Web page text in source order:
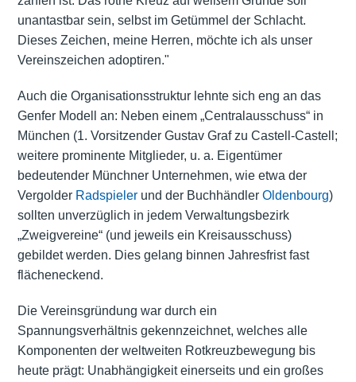
unantastbar sein, selbst im Getümmel der Schlacht.
Dieses Zeichen, meine Herren, möchte ich als unser
Vereinszeichen adoptiren."
Auch die Organisationsstruktur lehnte sich eng an das
Genfer Modell an: Neben einem „Centralausschuss“ in
München (1. Vorsitzender Gustav Graf zu Castell-Castell;
weitere prominente Mitglieder, u. a. Eigentümer
bedeutender Münchner Unternehmen, wie etwa der
Vergolder Radspielerund der Buchhändler Oldenbourg)
sollten unverzüglich in jedem Verwaltungsbezirk
„Zweigvereine“ (und jeweils ein Kreisausschuss)
gebildet werden. Dies gelang binnen Jahresfrist fast
flächeneckend.
Die Vereinsgründung war durch ein
Spannungsverhältnis gekennzeichnet, welches alle
Komponenten der weltweiten Rotkreuzbewegung bis
heute prägt: Unabhängigkeit einerseits und ein großes